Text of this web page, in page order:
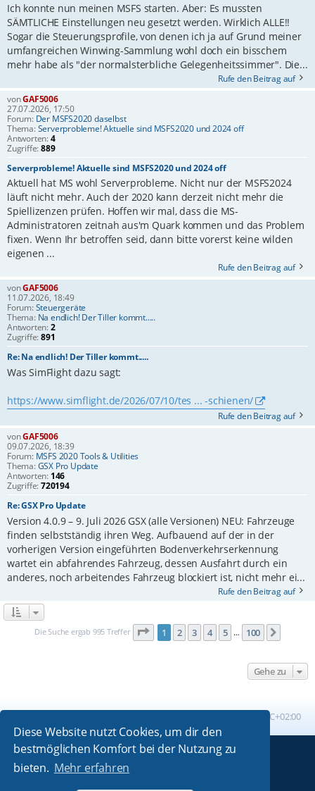
Diese Website nutzt Cookies, um dir den
bestmöglichen Komfort bei der Nutzung zu
bieten. Mehr erfahren
Ich konnte nun meinen MSFS starten. Aber: Es mussten
SÄMTLICHE Einstellungen neu gesetzt werden. Wirklich ALLE!!
Sogar die Steuerungsprofile, von denen ich ja auf Grund meiner
umfangreichen Winwing-Sammlung wohl doch ein bisschem
mehr habe als "der normalsterbliche Gelegenheitssimmer". Die...
Rufe den Beitrag auf
vonGAF5006
27.07.2026, 17:50
Forum: Der MSFS2020 daselbst
Thema:Serverprobleme! Aktuelle sind MSFS2020 und 2024 off
Antworten:4
Zugriffe:889
Serverprobleme! Aktuelle sind MSFS2020 und 2024 off
Aktuell hat MS wohl Serverprobleme. Nicht nur der MSFS2024
läuft nicht mehr. Auch der 2020 kann derzeit nicht mehr die
Spiellizenzen prüfen. Hoffen wir mal, dass die MS-
Administratoren zeitnah aus'm Quark kommen und das Problem
fixen. Wenn Ihr betroffen seid, dann bitte vorerst keine wilden
eigenen ...
Rufe den Beitrag auf
vonGAF5006
11.07.2026, 18:49
Forum:Steuergeräte
Thema: Na endlich! Der Tiller kommt.....
Antworten:2
Zugriffe:891
Re: Na endlich! Der Tiller kommt.....
Was SimFlight dazu sagt:
https://www.simflight.de/2026/07/10/tes ... -schienen/
Rufe den Beitrag auf
vonGAF5006
09.07.2026, 18:39
Forum: MSFS 2020 Tools & Utilities
Thema:GSX Pro Update
Antworten: 146
Zugriffe:720194
Re: GSX Pro Update
Version 4.0.9 – 9. Juli 2026 GSX (alle Versionen) NEU: Fahrzeuge
finden selbstständig ihren Weg. Aufbauend auf der in der
vorherigen Version eingeführten Bodenverkehrserkennung
wartet ein abfahrendes Fahrzeug, dessen Ausfahrt durch ein
anderes, noch arbeitendes Fahrzeug blockiert ist, nicht mehr ei...
Rufe den Beitrag auf
Die Suche ergab 995 Treffer Seite von 100
1 2 3 4 5 … 100
Gehe zu
UTC+02:00
Powered byphpBB